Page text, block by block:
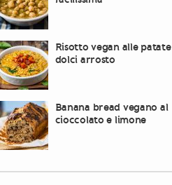
Risotto vegan alle patate
dolci arrosto
Banana bread vegano al
cioccolato e limone